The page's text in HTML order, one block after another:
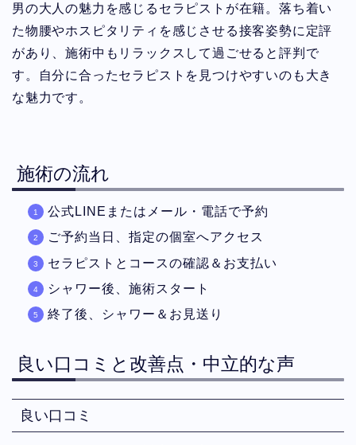
男の大人の魅力を感じるセラピストが在籍。落ち着い
た物腰やホスピタリティを感じさせる接客姿勢に定評
があり、施術中もリラックスして過ごせると評判で
す。自分に合ったセラピストを見つけやすいのも大き
な魅力です。
施術の流れ
公式LINEまたはメール・電話で予約
ご予約当日、指定の個室へアクセス
セラピストとコースの確認＆お支払い
シャワー後、施術スタート
終了後、シャワー＆お見送り
良い口コミと改善点・中立的な声
良い口コミ